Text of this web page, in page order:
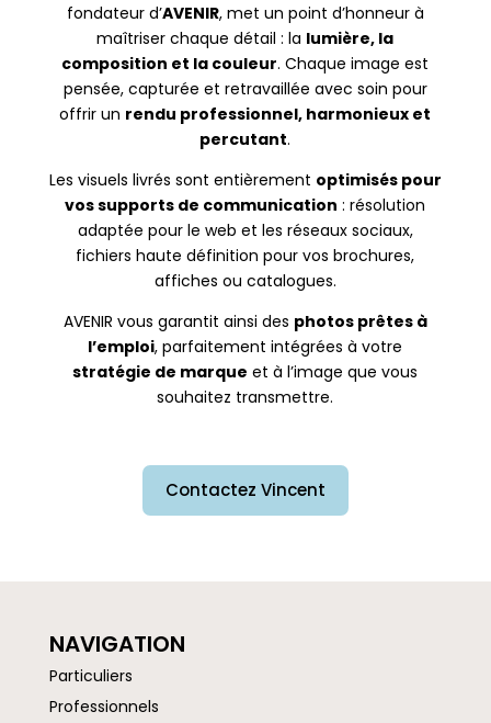
fondateur d’AVENIR, met un point d’honneur à
maîtriser chaque détail : la lumière, la
composition et la couleur. Chaque image est
pensée, capturée et retravaillée avec soin pour
offrir un rendu professionnel, harmonieux et
percutant.
Les visuels livrés sont entièrement optimisés pour
vos supports de communication : résolution
adaptée pour le web et les réseaux sociaux,
fichiers haute définition pour vos brochures,
affiches ou catalogues.
AVENIR vous garantit ainsi des photos prêtes à
l’emploi, parfaitement intégrées à votre
stratégie de marque et à l’image que vous
souhaitez transmettre.
Contactez Vincent
NAVIGATION
Particuliers
Professionnels